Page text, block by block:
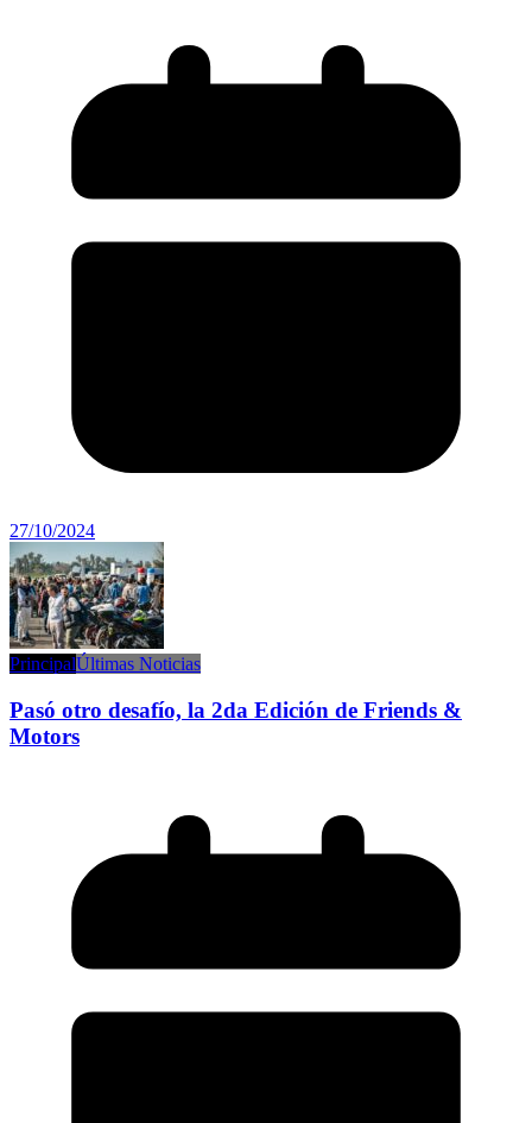
27/10/2024
PrincipalÚltimas Noticias
Pasó otro desafío, la 2da Edición de Friends &
Motors